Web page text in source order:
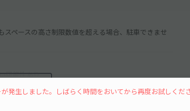
ペースの高さ制限数値を超える場合、駐車できませ
可能性あり
利用できません
発生しました。しばらく時間をおいてから再度お試しくだ